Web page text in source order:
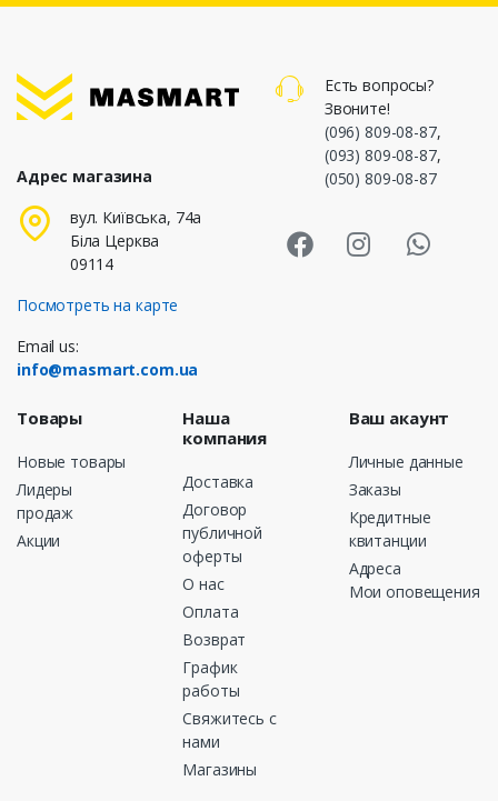
Адрес магазина
вул. Київська, 74а
Біла Церква
09114
Посмотреть на карте
Email us:
info@masmart.com.ua
Есть вопросы?
Звоните!
(096) 809-08-87,
(093) 809-08-87,
(050) 809-08-87
Товары
Новые товары
Лидеры
продаж
Акции
Наша
компания
Доставка
Договор
публичной
оферты
О нас
Оплата
Возврат
График
работы
Свяжитесь с
нами
Магазины
Ваш акаунт
Личные данные
Заказы
Кредитные
квитанции
Адреса
Мои оповещения